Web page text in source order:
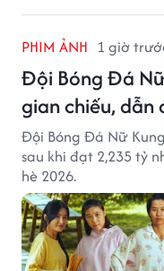
PHIM ẢNH 1 giờ
Đội Bóng Đá
gian chiếu, dẫn
Đội Bóng Đá Nữ
sau khi đạt 2,235 tỷ
hè 2026.